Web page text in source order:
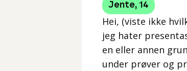
Jente, 14
Hei, (viste ikke
jeg hater
en eller annen
under prøver og